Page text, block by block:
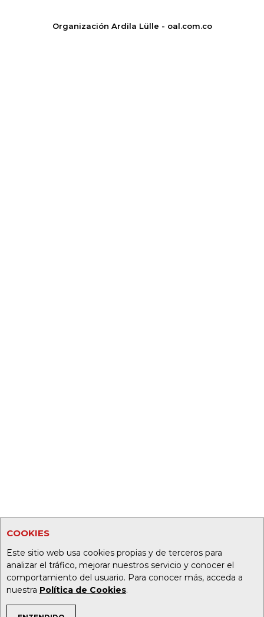
COOKIES
Este sitio web usa cookies propias y de terceros para
analizar el tráfico, mejorar nuestros servicio y conocer el
comportamiento del usuario. Para conocer más, acceda a
nuestra Política de Cookies.
Organización Ardila Lülle - oal.com.co